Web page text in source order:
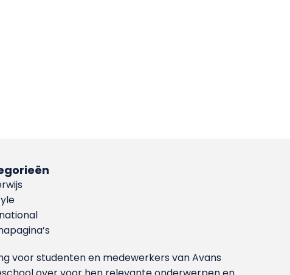
voor studenten en medewerkers van Avans